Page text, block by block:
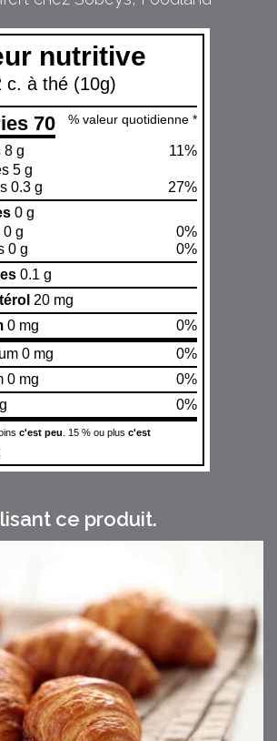
nutritive
c. à thé (10g)
70 % valeur quotidienne *
8 g
11%
5 g
0.3 g
27%
0 g
0 g
0%
0 g
0%
0.1 g
20 mg
0 mg
0%
0 mg
0%
0 mg
0%
0%
c'est peu . 15 % ou plus c'est
ce produit.